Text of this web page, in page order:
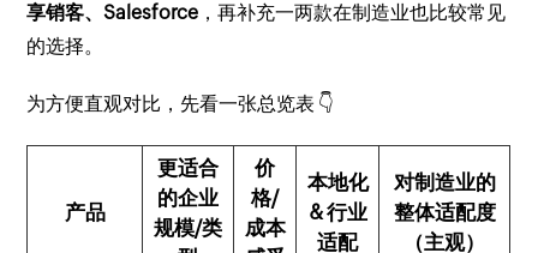
享销客、Salesforce ，再补充一两款在制造业也比较常见
的选择。
为方便直观对比，先看一张总览表 👇
产品
更适合
的企业
规模/类
价
格/
成本
本地化
& 行业
适配
对制造业的
整体适配度
（主观）